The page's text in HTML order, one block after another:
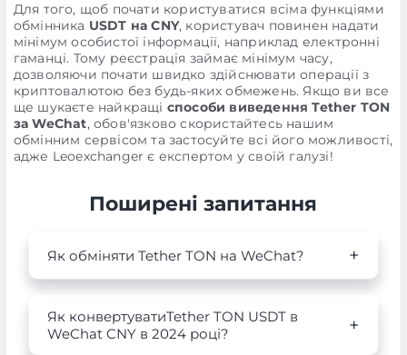
Для того, щоб почати користуватися всіма функціями
обмінника USDT на CNY, користувач повинен надати
мінімум особистої інформації, наприклад електронні
гаманці. Тому реєстрація займає мінімум часу,
дозволяючи почати швидко здійснювати операції з
криптовалютою без будь-яких обмежень. Якщо ви все
ще шукаєте найкращі способи виведення Tether TON
за WeChat, обов'язково скористайтесь нашим
обмінним сервісом та застосуйте всі його можливості,
адже Leoexchanger є експертом у своїй галузі!
Поширені запитання
Як обміняти Tether TON на WeChat?
Як конвертуватиTether TON USDT в
WeChat CNY в 2024 році?